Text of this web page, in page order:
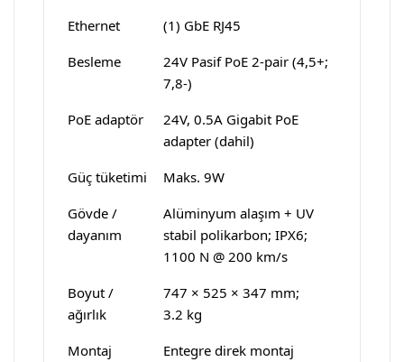
Ethernet
(1) GbE RJ45
Besleme
24V Pasif PoE 2-pair (4,5+;
7,8-)
PoE adaptör
24V, 0.5A Gigabit PoE
adapter (dahil)
Güç tüketimi
Maks. 9W
Gövde /
dayanım
Alüminyum alaşım + UV
stabil polikarbon; IPX6;
1100 N @ 200 km/s
Boyut /
ağırlık
747 × 525 × 347 mm;
3.2 kg
Montaj
Entegre direk montaj